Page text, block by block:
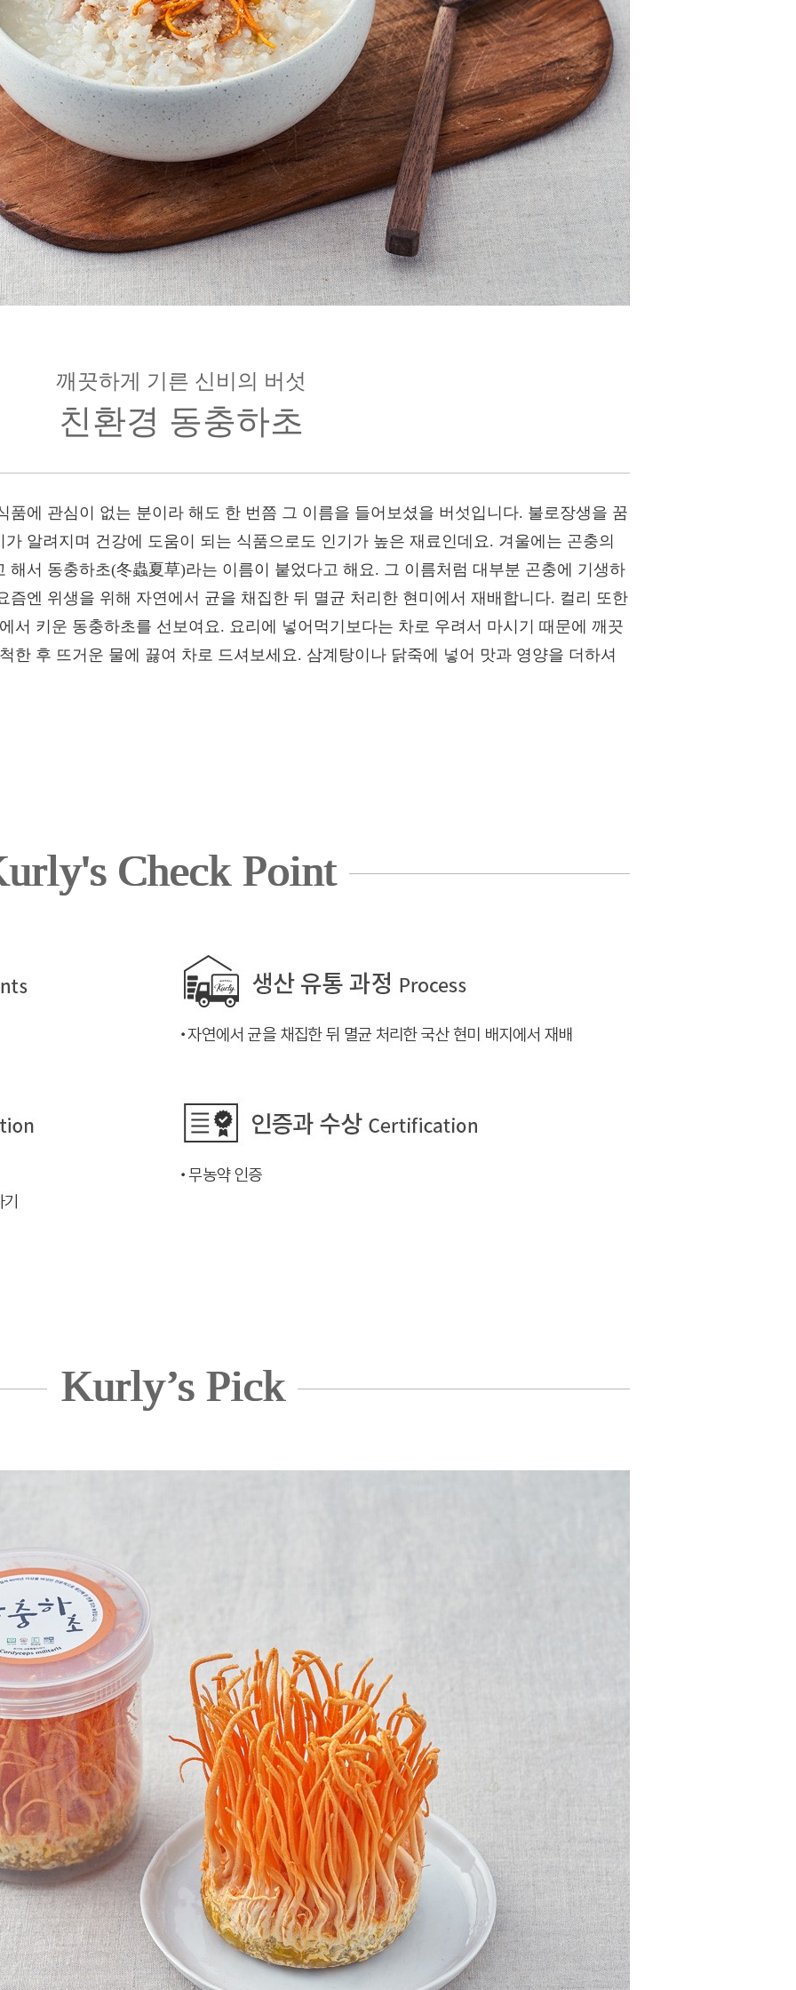
깨끗하게 기른 신비의 버섯
친환경 동충하초
품에 관심이 없는 분이라 해도 한 번쯤 그 이름을 들어보셨을 버섯입니다. 불로장생을 꿈
알려지며 건강에 도움이 되는 식품으로도 인기가 높은 재료인데요. 겨울에는 곤충의
해서 동충하초(冬蟲夏草)라는 이름이 붙었다고 해요. 그 이름처럼 대부분 곤충에 기생하
즘엔 위생을 위해 자연에서 균을 채집한 뒤 멸균 처리한 현미에서 재배합니다. 컬리 또한
서 키운 동충하초를 선보여요. 요리에 넣어먹기보다는 차로 우려서 마시기 때문에 깨끗
한 후 뜨거운 물에 끓여 차로 드셔보세요. 삼계탕이나 닭죽에 넣어 맛과 영양을 더하셔
Check Point
Kurly’s Pick